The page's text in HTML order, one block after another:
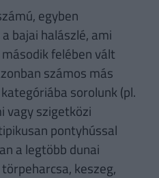
egyben
bajai halászlé, ami
felében vált
számos más
sorolunk (pl.
vagy szigetközi
pontyhússal
a legtöbb dunai
keszeg,